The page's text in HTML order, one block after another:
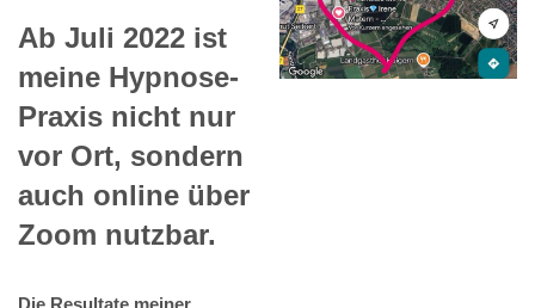
Ab Juli 2022 ist
meine Hypnose-
Praxis nicht nur
vor Ort, sondern
auch online über
Zoom nutzbar.
Die Resultate meiner